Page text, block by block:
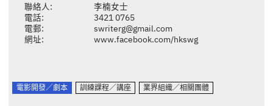
聯絡人:
李楠女士
電話:
3421 0765
電郵:
swriterg@gmail.com
網址:
www.facebook.com/hkswg
電影開發／劇本 訓練課程／講座 業界組織／相關團體